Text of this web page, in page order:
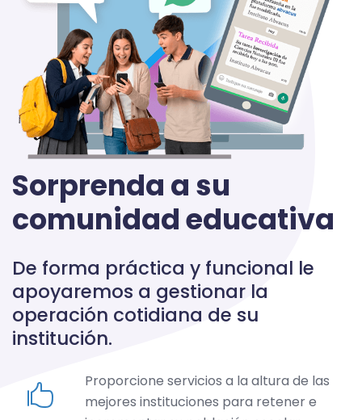
Sorprenda a su
comunidad educativa
De forma práctica y funcional le
apoyaremos a gestionar la
operación cotidiana de su
institución.
Proporcione servicios a la altura de las
mejores instituciones para retener e